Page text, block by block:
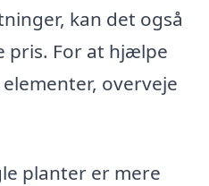
kan det også
pris. For at hjælpe
overveje
planter er mere